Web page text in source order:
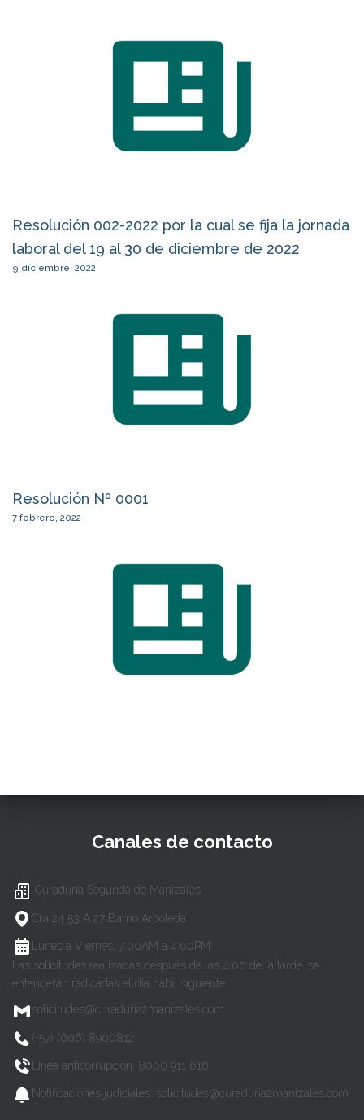
Resolución 002-2022 por la cual se fija la jornada
laboral del 19 al 30 de diciembre de 2022
9 diciembre, 2022
Resolución Nº 0001
7 febrero, 2022
Canales de contacto
Curaduría Segunda de Manizales
Cra 24 53 A 27 Barrio Arboleda
Lunes a Viernes, 7:00AM a 4:00PM
Las solicitudes realizadas después de las 4:00 de la tarde, se
entenderán radicadas el día hábil siguiente.
solicitudes@curaduria2manizales.com
(+57) (606) 8900812
Línea anticorrupción: 8000 911 616
Notificaciones judiciales: solicitudes@curaduria2manizales.com